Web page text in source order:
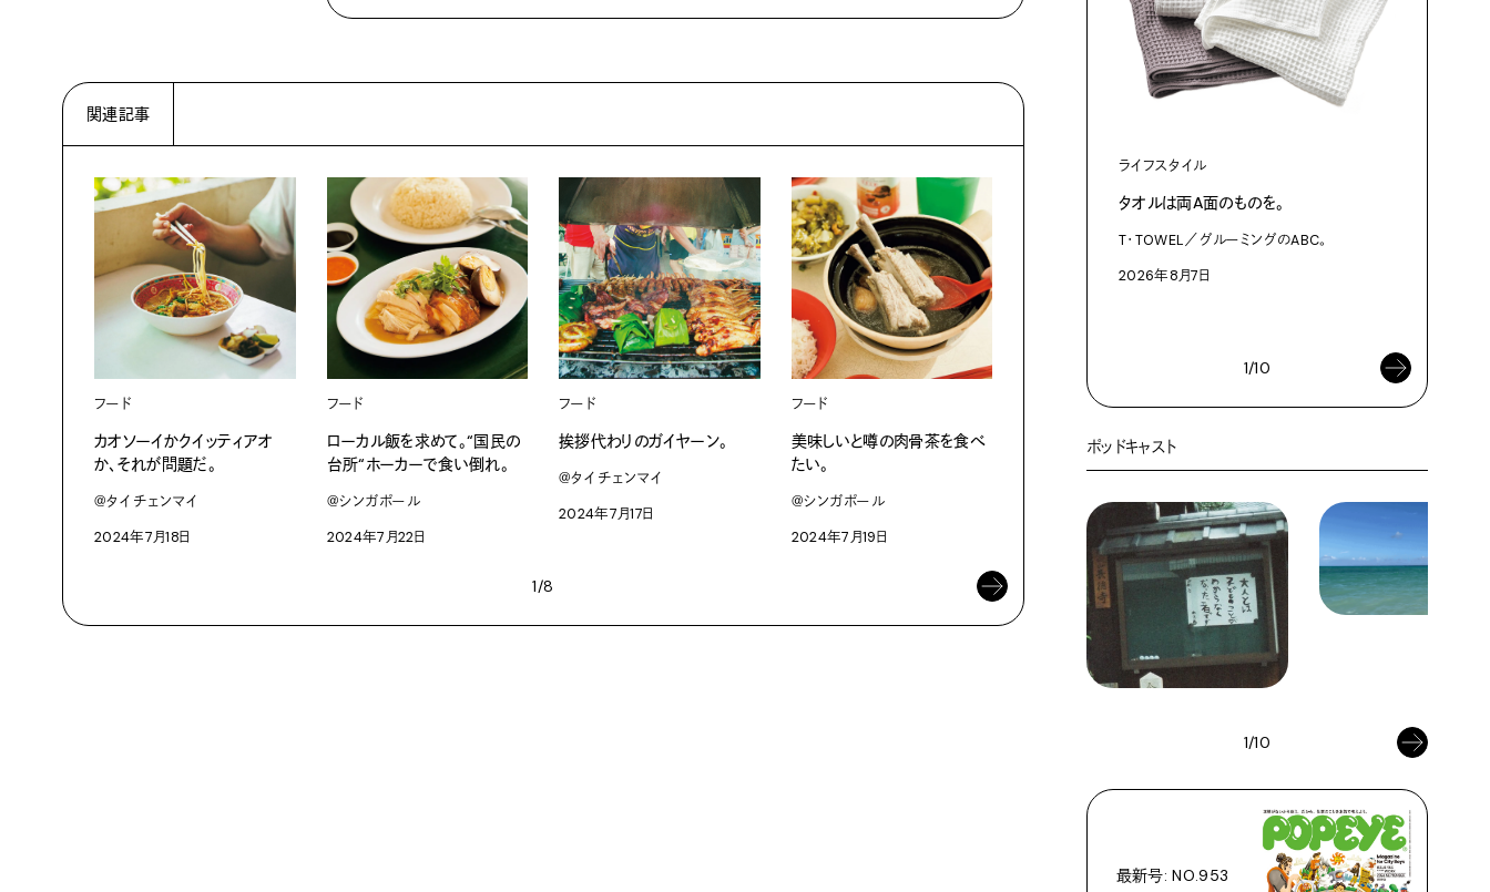
関連記事
フード
カオソーイかクイッティアオ
か、それが問題だ。
＠タイ チェンマイ
2024年7月18日
フード
ローカル飯を求めて。“国民の
台所“ホーカーで食い倒れ。
＠シンガポール
2024年7月22日
フード
挨拶代わりのガイヤーン。
＠タイ チェンマイ
2024年7月17日
フード
美味しいと噂の肉骨茶を食べ
たい。
＠シンガポール
2024年7月19日
似て非なる台北胡椒餅図鑑。
2024年6月28日
トリップ
TAIWAN CITY GUIDE
2024年6月18日
1/8
ライフスタイル
タオルは両A面のものを。
T・TOWEL／グルーミングのABC。
2026年8月7日
1/10
ポッドキャスト
1/10
最新号: NO.953